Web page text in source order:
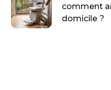
comment
domicile ?